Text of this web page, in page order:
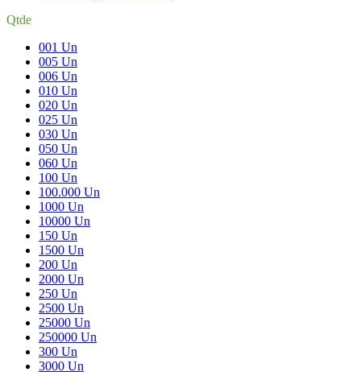
Qtde
001 Un
005 Un
006 Un
010 Un
020 Un
025 Un
030 Un
050 Un
060 Un
100 Un
100.000 Un
1000 Un
10000 Un
150 Un
1500 Un
200 Un
2000 Un
250 Un
2500 Un
25000 Un
250000 Un
300 Un
3000 Un